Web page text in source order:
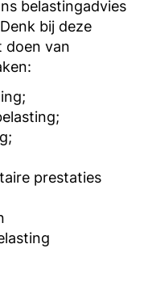
belastingadvies
bij deze
doen van
prestaties